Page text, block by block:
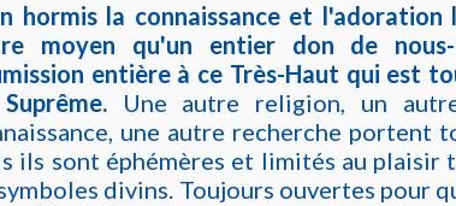
hormis la connaissance et l'adoration
moyen qu'un entier don de
entière à ce Très-Haut qui est
Une autre religion, un
une autre recherche portent
ils sont éphémères et limités au plaisir
divins. Toujours ouvertes pour